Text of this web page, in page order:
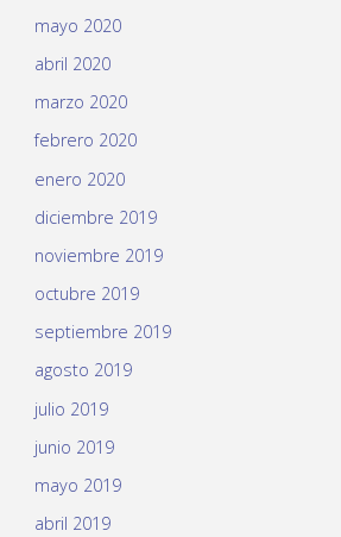
mayo 2020
abril 2020
marzo 2020
febrero 2020
enero 2020
diciembre 2019
noviembre 2019
octubre 2019
septiembre 2019
agosto 2019
julio 2019
junio 2019
mayo 2019
abril 2019